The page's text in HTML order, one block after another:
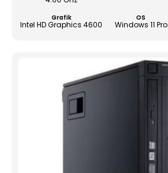
Grafik
Intel HD Graphics 4600
OS
Windows 11 Pro